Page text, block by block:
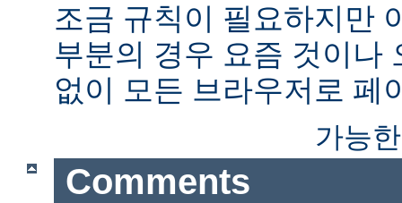
조금 규칙이 필요하지만
부분의 경우 요즘 것이나
없이 모든 브라우저로 페
가능
Comments